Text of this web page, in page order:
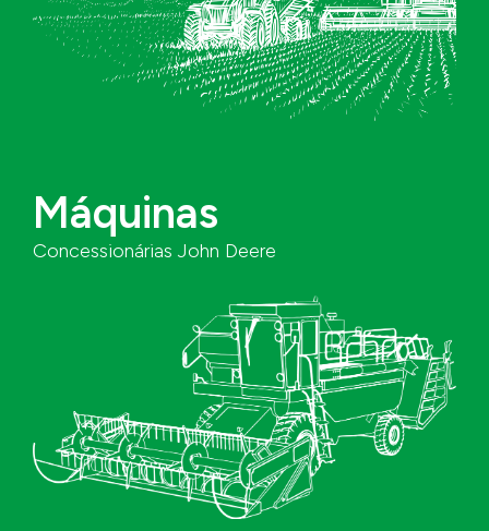
Saúde da Pessoa
com Deficiência
Sobre a Instituição
Contato Telefone
Máquinas
Concessionárias John Deere